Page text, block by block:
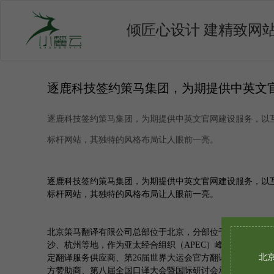
倾匠心设计 建精致网
逐鹿科技签约策马集团，为期提供中英文
逐鹿科技签约策马集团，为期提供中英文官网建设服务，以
标杆网站，其独特的风格布局让人眼前一亮。
逐鹿科技签约策马集团，为期提供中英文官网建设服务，以
标杆网站，其独特的风格布局让人眼前一亮。
北京策马翻译有限公司总部位于北京，分部位于上海、广州
沙、杭州等地，作为亚太经合组织（APEC）峰会独家翻译
定翻译服务供应商、第26届世界大运会官方翻译服务供应商
方赞助商、第八届全国口译大会暨国际研讨会承办单位、首
北